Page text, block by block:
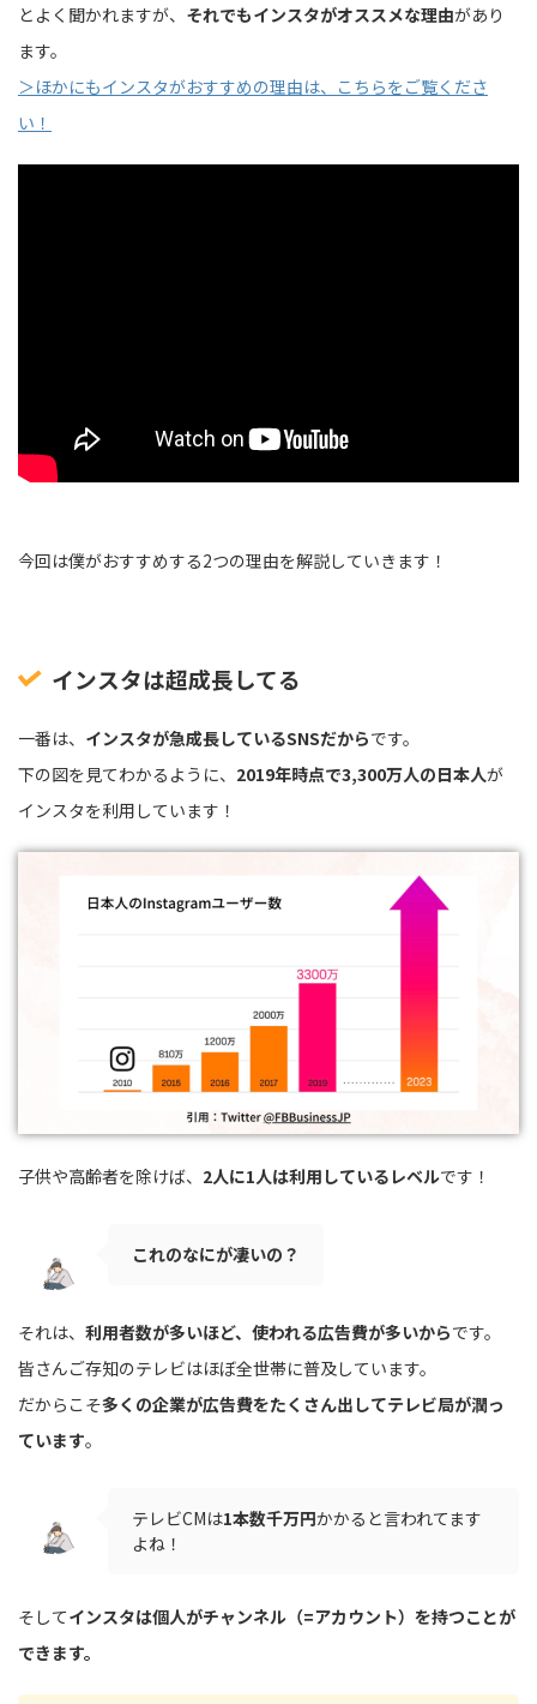
とよく聞かれますが、 それでもインスタがオススメな理由があり
ます。
＞ほかにもインスタがおすすめの理由は、こちらをご覧くださ
い！
今回は僕がおすすめする2つの理由を解説していきます！
インスタは超成長してる
一番は、 インスタが急成長しているSNSだからです。
下の図を見てわかるように、 2019年時点で3,300万人の日本人が
インスタを利用しています！
子供や高齢者を除けば、 2人に1人は利用しているレベルです！
これのなにが凄いの？
それは、 利用者数が多いほど、使われる広告費が多いからです。
皆さんご存知のテレビはほぼ全世帯に普及しています。
だからこそ多くの企業が広告費をたくさん出してテレビ局が潤っ
ています。
テレビCMは1本数千万円かかると言われてます
よね！
そしてインスタは個人がチャンネル（=アカウント）を持つことが
できます。